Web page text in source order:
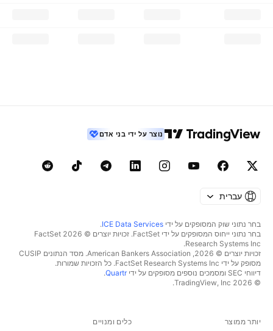
נוצר על ידי בני אדם
עברית
בחר נתוני שוק המסופקים על ידי ICE Data Services
.
בחר נתוני ייחוס המסופקים על ידי FactSet. זכויות יוצרים © 2026 ‏FactSet
Research Systems Inc.‏
זכויות יוצרים © 2026, ‏American Bankers Association. מסד הנתונים CUSIP
מסופק על ידי FactSet Research Systems Inc. כל הזכויות שמורות.
דיווחי SEC ומסמכים נוספים מסופקים על ידי
Quartr
.
© 2026 ‏TradingView, Inc.‏
יותר ממוצר כלים ומנויים